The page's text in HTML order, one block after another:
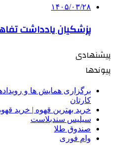
۱۴۰۵/۰۳/۲۸
پزشکیان یادداشت
پیشنهادی
پیوندها
برگزاری همایش ها و
کارتان
خرید بهترین قهوه | خرید
سیلیس سندبلاست
صندوق طلا
وام فوری